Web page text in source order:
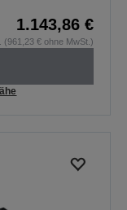
1.143,86 €
(961,23 € ohne MwSt.)